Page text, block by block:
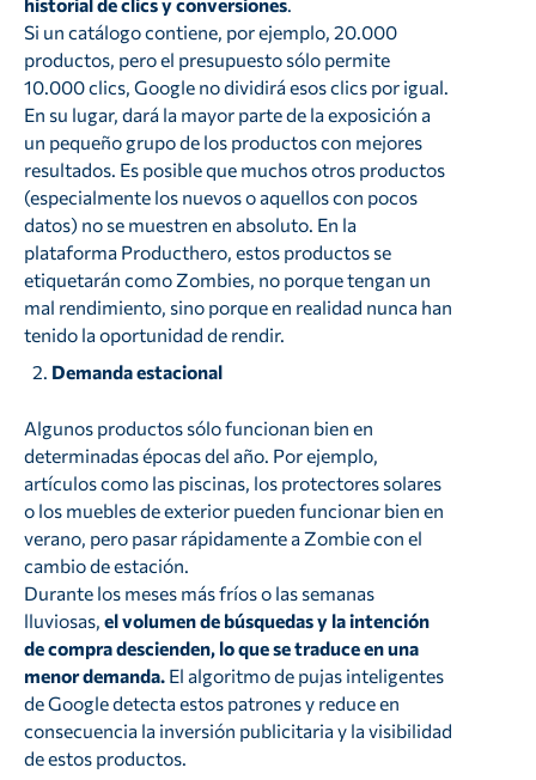
Si un catálogo contiene, por ejemplo, 20.000
productos, pero el presupuesto sólo permite
10.000 clics, Google no dividirá esos clics por igual.
En su lugar, dará la mayor parte de la exposición a
un pequeño grupo de los productos con mejores
resultados. Es posible que muchos otros productos
(especialmente los nuevos o aquellos con pocos
datos) no se muestren en absoluto. En la
plataforma Producthero, estos productos se
etiquetarán como Zombies, no porque tengan un
mal rendimiento, sino porque en realidad nunca han
tenido la oportunidad de rendir.
Demanda estacional
Algunos productos sólo funcionan bien en
determinadas épocas del año. Por ejemplo,
artículos como las piscinas, los protectores solares
o los muebles de exterior pueden funcionar bien en
verano, pero pasar rápidamente a Zombie con el
cambio de estación.
Durante los meses más fríos o las semanas
lluviosas, el volumen de búsquedas y la intención
de compra descienden, lo que se traduce en una
menor demanda. El algoritmo de pujas inteligentes
de Google detecta estos patrones y reduce en
consecuencia la inversión publicitaria y la visibilidad
de estos productos.